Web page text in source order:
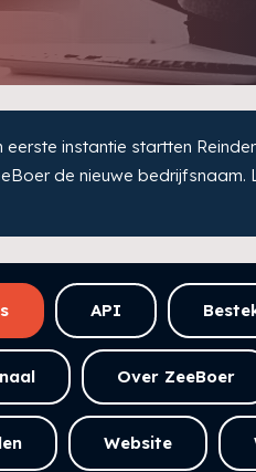
eerste instantie startten
de nieuwe bedrijfsnaam.
API
Over ZeeBoer
Website